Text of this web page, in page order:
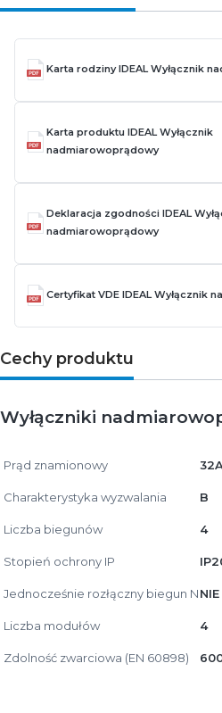
Karta rodziny IDEAL Wyłącznik
Karta produktu IDEAL Wyłącznik
nadmiarowoprądowy
Deklaracja zgodności IDEAL
nadmiarowoprądowy
Certyfikat VDE IDEAL Wyłącznik
Cechy produktu
Wyłączniki
Prąd znamionowy
Charakterystyka wyzwalania B
Liczba biegunów 4
Stopień ochrony IP
Jednocześnie rozłączny biegun NNIE
Liczba modułów 4
Zdolność zwarciowa (EN 60898)